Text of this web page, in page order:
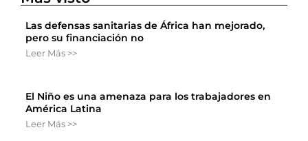
Las defensas sanitarias de África han mejorado,
pero su financiación no
Leer Más >>
El Niño es una amenaza para los trabajadores en
América Latina
Leer Más >>